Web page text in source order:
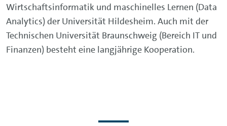
Wirtschaftsinformatik und maschinelles Lernen (Data
Analytics) der Universität Hildesheim. Auch mit der
Technischen Universität Braunschweig (Bereich IT und
Finanzen) besteht eine langjährige Kooperation.